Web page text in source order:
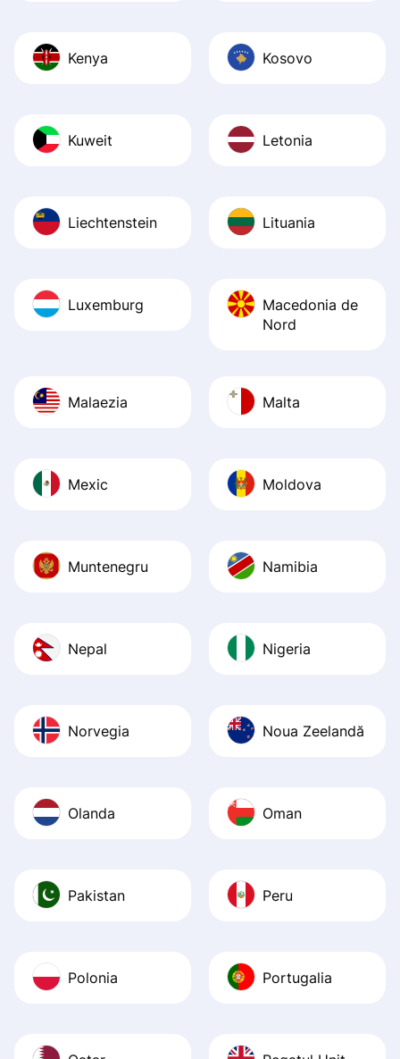
Kenya Kosovo
Kuweit Letonia
Liechtenstein Lituania
Luxemburg
Macedonia de
Nord
Malaezia Malta
Mexic Moldova
Muntenegru Namibia
Nepal Nigeria
Norvegia Noua Zeelandă
Olanda Oman
Pakistan Peru
Polonia Portugalia